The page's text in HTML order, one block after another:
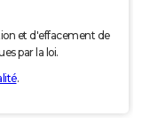
et d'effacement de
par la loi.
.